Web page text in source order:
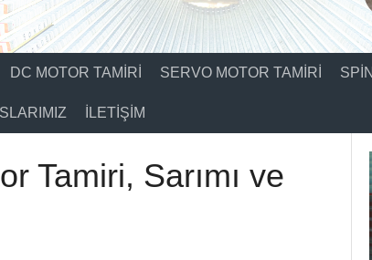
DC MOTOR TAMIRI SERVO MOTOR TAMIRI
İLETIŞIM
Tamiri, Sarımı ve